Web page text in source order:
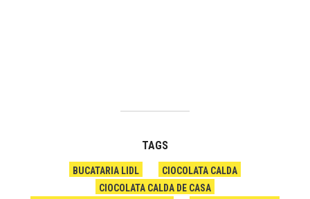
TAGS
BUCATARIA LIDL
CIOCOLATA CALDA
CIOCOLATA CALDA DE CASA